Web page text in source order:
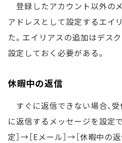
登録したアカウント以外の
アドレスとして設定するエイ
た。エイリアスの追加はデス
設定しておく必要がある。
休暇中の返信
すぐに返信できない場合、
に返信するメッセージを設定
定］→［Eメール］→［休暇中の返